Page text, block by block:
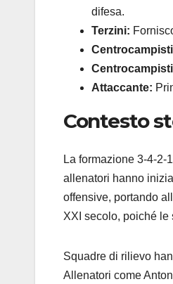
difesa.
Terzini:
Attaccante:
Contesto
La formazione 3-4-
allenatori hanno
offensive, portando
XXI secolo, poiché le
Squadre di rilievo
Allenatori come